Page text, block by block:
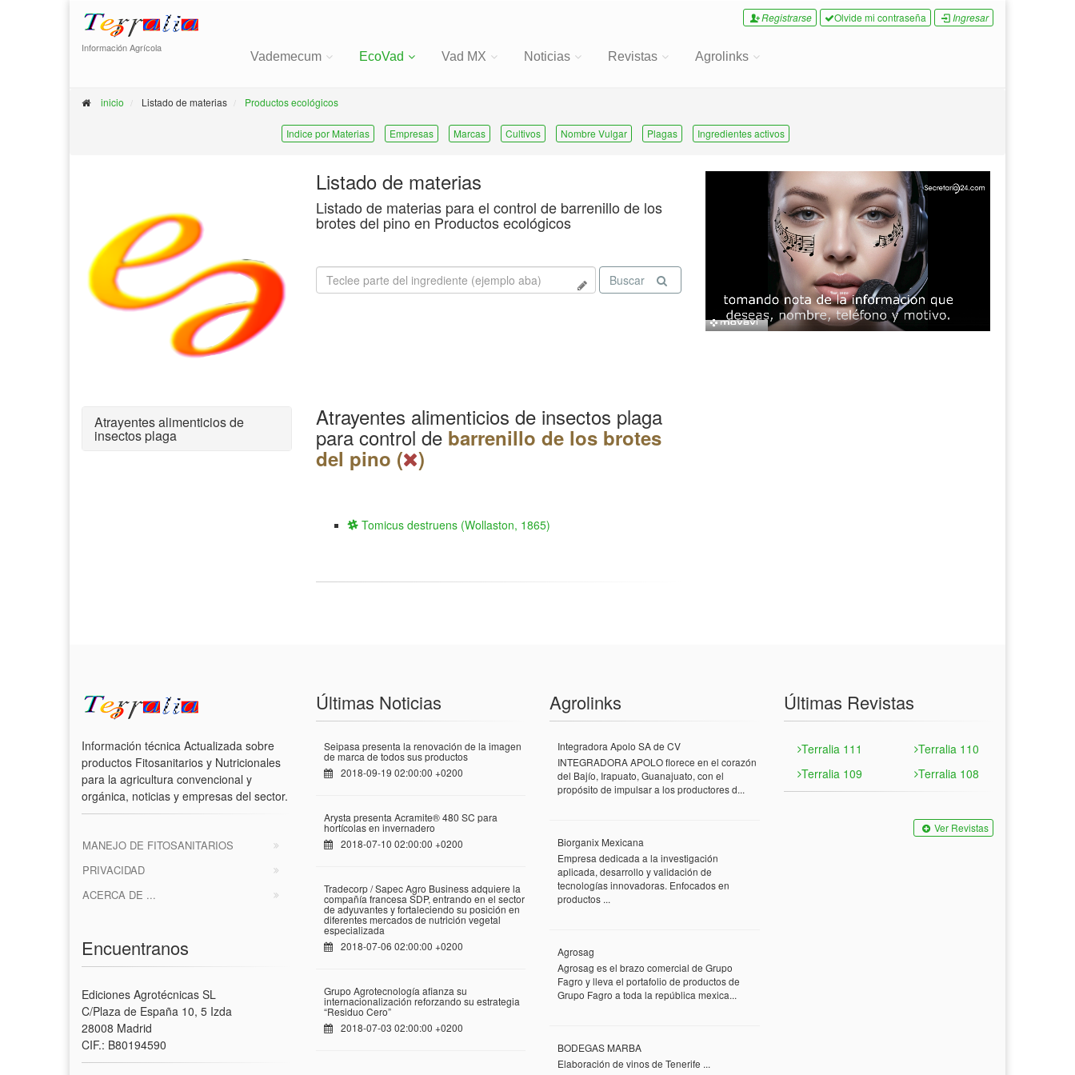
Información Agrícola
Registrarse Olvide mi contraseña Ingresar
Vademecum EcoVad Vad MX Noticias Revistas Agrolinks
inicio Listado de materias Productos ecológicos
Indice por Materias Empresas Marcas Cultivos Nombre Vulgar Plagas Ingredientes activos
Listado de materias
Listado de materias para el control de barrenillo de los
brotes del pino en Productos ecológicos
Buscar
Atrayentes alimenticios de
insectos plaga
Atrayentes alimenticios de insectos plaga
para control de barrenillo de los brotes
del pino ( )
Tomicus destruens (Wollaston, 1865)
Información técnica Actualizada sobre
productos Fitosanitarios y Nutricionales
para la agricultura convencional y
orgánica, noticias y empresas del sector.
MANEJO DE FITOSANITARIOS
PRIVACIDAD
ACERCA DE ...
Encuentranos
Ediciones Agrotécnicas SL
C/Plaza de España 10, 5 Izda
28008 Madrid
CIF.: B80194590
Últimas Noticias
Seipasa presenta la renovación de la imagen
de marca de todos sus productos
2018-09-19 02:00:00 +0200
Arysta presenta Acramite® 480 SC para
hortícolas en invernadero
2018-07-10 02:00:00 +0200
Tradecorp / Sapec Agro Business adquiere la
compañía francesa SDP, entrando en el sector
de adyuvantes y fortaleciendo su posición en
diferentes mercados de nutrición vegetal
especializada
2018-07-06 02:00:00 +0200
Grupo Agrotecnología afianza su
internacionalización reforzando su estrategia
“Residuo Cero”
2018-07-03 02:00:00 +0200
Agrolinks
Integradora Apolo SA de CV
INTEGRADORA APOLO florece en el corazón
del Bajío, Irapuato, Guanajuato, con el
propósito de impulsar a los productores d...
Biorganix Mexicana
Empresa dedicada a la investigación
aplicada, desarrollo y validación de
tecnologías innovadoras. Enfocados en
productos ...
Agrosag
Agrosag es el brazo comercial de Grupo
Fagro y lleva el portafolio de productos de
Grupo Fagro a toda la república mexica...
BODEGAS MARBA
Elaboración de vinos de Tenerife ...
Últimas Revistas
Terralia 111
Terralia 110
Terralia 109
Terralia 108
Ver Revistas